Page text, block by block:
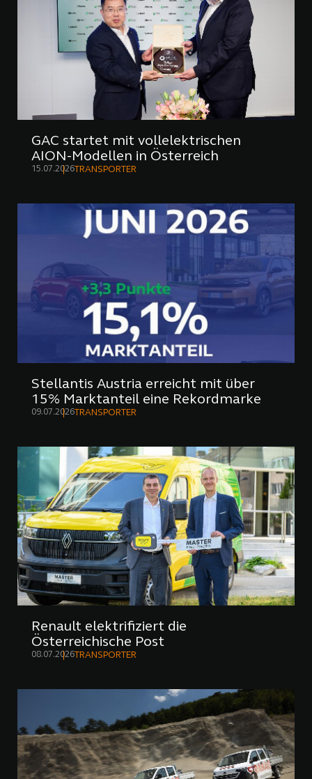
GAC startet mit vollelektrischen
AION-Modellen in Österreich
15.07.2026TRANSPORTER
Stellantis Austria erreicht mit über
15% Marktanteil eine Rekordmarke
09.07.2026TRANSPORTER
Renault elektrifiziert die
Österreichische Post
08.07.2026 TRANSPORTER